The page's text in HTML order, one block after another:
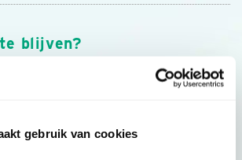
gebruik van cookies
blijven?
nieuws, inspiratie, acties en tips
van Vogelbescherming.